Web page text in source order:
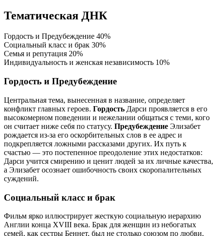
Тематическая ДНК
Гордость и Предубеждение 40%
Социальный класс и брак 30%
Семья и репутация 20%
Индивидуальность и женская независимость 10%
Гордость и Предубеждение
Центральная тема, вынесенная в название, определяет
конфликт главных героев. Гордость Дарси проявляется в его
высокомерном поведении и нежелании общаться с теми, кого
он считает ниже себя по статусу. Предубеждение Элизабет
рождается из-за его оскорбительных слов в ее адрес и
подкрепляется ложными рассказами других. Их путь к
счастью — это постепенное преодоление этих недостатков:
Дарси учится смирению и ценит людей за их личные качества,
а Элизабет осознает ошибочность своих скоропалительных
суждений.
Социальный класс и брак
Фильм ярко иллюстрирует жесткую социальную иерархию
Англии конца XVIII века. Брак для женщин из небогатых
семей, как сестры Беннет, был не столько союзом по любви,